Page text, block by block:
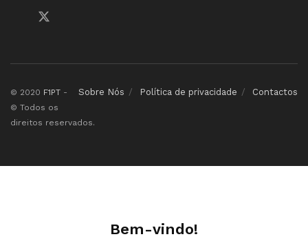
Sobre Nós Política de privacidade Contactos
© 2020 F1PT -
© Todos os
direitos reservados.
Bem-vindo!